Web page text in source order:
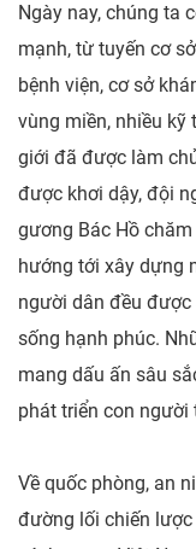
Ngày nay, chúng ta
mạnh, từ tuyến cơ
bệnh viện, cơ sở
vùng miền, nhiều kỹ
giới đã được làm
được khơi dậy, đội
gương Bác Hồ
hướng tới xây dựng
người dân đều được
sống hạnh phúc.
mang dấu ấn sâu
phát triển con người
Về quốc phòng, an
đường lối chiến